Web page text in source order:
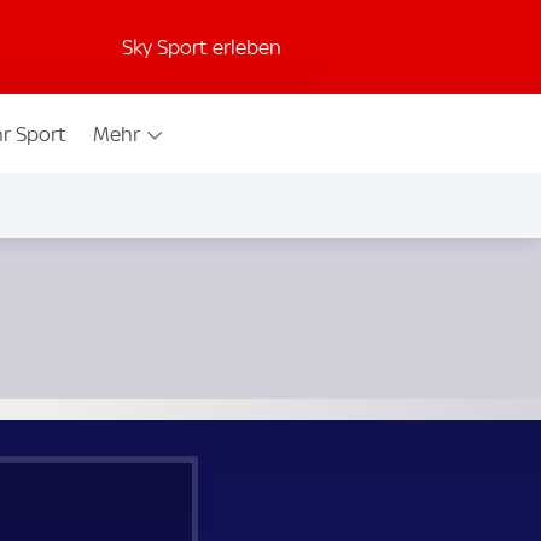
Sky Sport erleben
Sport Mehr